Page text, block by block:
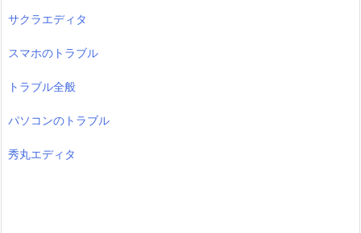
サクラエディタ
スマホのトラブル
トラブル全般
パソコンのトラブル
秀丸エディタ